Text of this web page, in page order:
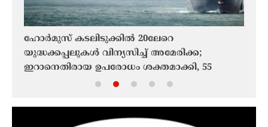
ഹോർമുസ് കടലിടുക്കിൽ 20ലേറെ
യുദ്ധക്കപ്പലുകൾ വിന്യസിച്ച് അമേരിക്ക;
ഇറാനെതിരായ ഉപരോധം ശക്തമാക്കി, 55
കപ്പലുകളുടെ യാത്ര തിരിച്ചുവിട്ടു